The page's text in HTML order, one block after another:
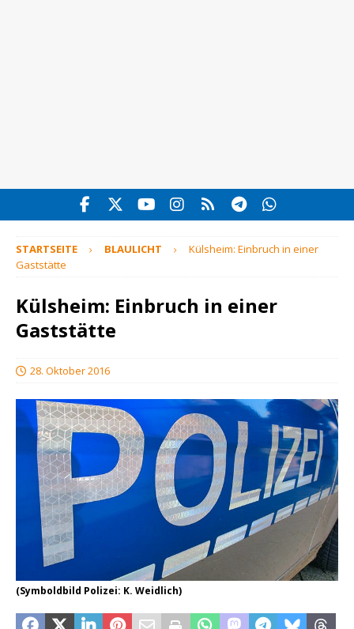
STARTSEITE BLAULICHT
Külsheim: Einbruch in einer
Gaststätte
Külsheim: Einbruch in einer
Gaststätte
28. Oktober 2016
(Symboldbild Polizei: K. Weidlich)